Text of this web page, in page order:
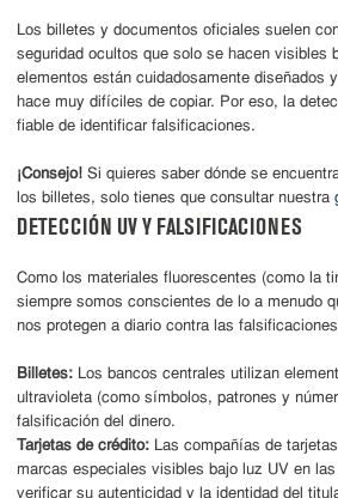
Los billetes y documentos oficiales suelen
seguridad ocultos que solo se hacen visibles
elementos están cuidadosamente diseñados
hace muy difíciles de copiar. Por eso, la
fiable de identificar falsificaciones.
¡Consejo! Si quieres saber dónde se
los billetes, solo tienes que consultar nuestra
DETECCIÓN UV Y FALSIFICACIONES
Como los materiales fluorescentes (como la
siempre somos conscientes de lo a menudo
nos protegen a diario contra las
Billetes: Los bancos centrales utilizan
ultravioleta (como símbolos, patrones y
falsificación del dinero.
Tarjetas de crédito: Las compañías de
marcas especiales visibles bajo luz UV en
verificar su autenticidad y la identidad del